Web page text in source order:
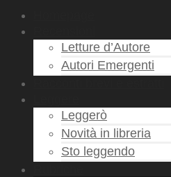
Letture d’Autore
Autori Emergenti
Leggerò
Novità in libreria
Sto leggendo